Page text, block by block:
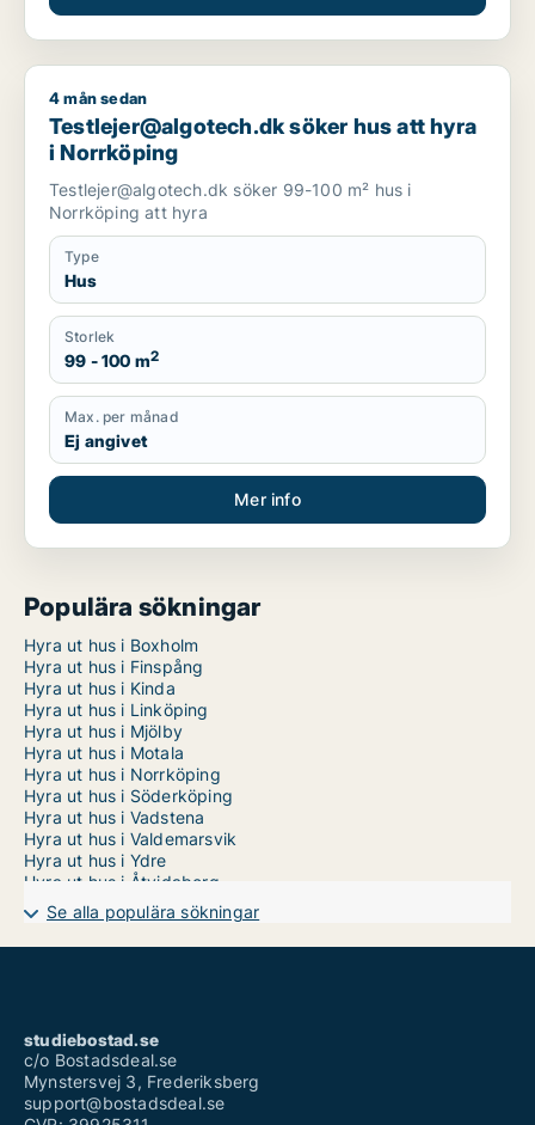
Testlejer@algotech.dk söker hus att hyra i Norrköping
4 mån sedan
Testlejer@algotech.dk söker hus att hyra
i Norrköping
Testlejer@algotech.dk söker 99-100 m² hus i
Norrköping att hyra
Type
Hus
Storlek
99 - 100 m2
Max. per månad
Ej angivet
Mer info
Populära sökningar
Hyra ut hus i Boxholm
Hyra ut hus i Finspång
Hyra ut hus i Kinda
Hyra ut hus i Linköping
Hyra ut hus i Mjölby
Hyra ut hus i Motala
Hyra ut hus i Norrköping
Hyra ut hus i Söderköping
Hyra ut hus i Vadstena
Hyra ut hus i Valdemarsvik
Hyra ut hus i Ydre
Hyra ut hus i Åtvidaberg
Hyra ut hus i Ödeshög
Se alla populära sökningar
studiebostad.se
c/o Bostadsdeal.se
Mynstersvej 3, Frederiksberg
support@bostadsdeal.se